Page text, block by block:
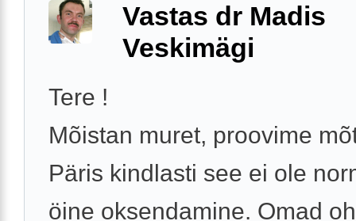
Vastas dr Madis
Veskimägi
Tere !
Mõistan muret, proovime
Päris kindlasti see ei ole
öine oksendamine. Omad